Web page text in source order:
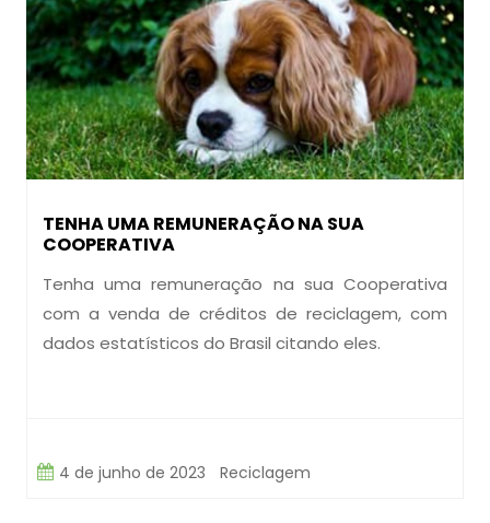
TENHA UMA REMUNERAÇÃO NA SUA
COOPERATIVA
Tenha uma remuneração na sua Cooperativa
com a venda de créditos de reciclagem, com
dados estatísticos do Brasil citando eles.
4 de junho de 2023 Reciclagem